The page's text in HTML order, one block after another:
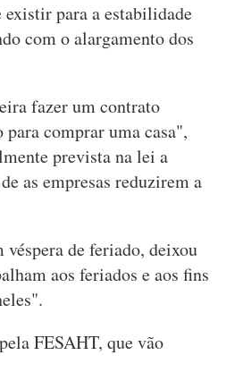
para a estabilidade
com o alargamento dos
fazer um contrato
comprar uma casa",
prevista na lei a
as empresas reduzirem a
de feriado, deixou
aos feriados e aos fins
FESAHT, que vão